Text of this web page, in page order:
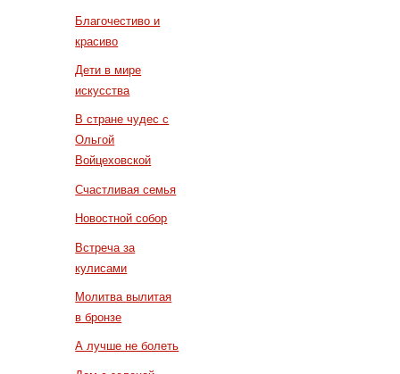
Благочестиво и
красиво
Дети в мире
искусства
В стране чудес с
Ольгой
Войцеховской
Счастливая семья
Новостной собор
Встреча за
кулисами
Молитва вылитая
в бронзе
А лучше не болеть